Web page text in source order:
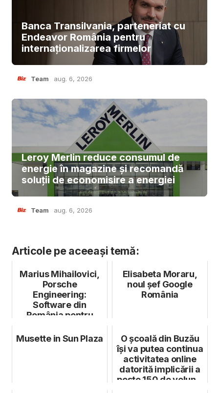
Banca Transilvania, parteneriat cu
Endeavor România pentru
internaționalizarea firmelor
Team aug. 6, 2026
Leroy Merlin reduce consumul de
energie în magazine și recomandă
soluții de economisire a energiei
Team aug. 6, 2026
Articole pe aceeași temă:
Marius Mihailovici,
Porsche
Engineering:
Software din
România pentru
Elisabeta Moraru,
noul șef Google
România
Musette in Sun Plaza
O școală din Buzău
își va putea continua
activitatea online
datorită implicării a
peste 150 de volun...